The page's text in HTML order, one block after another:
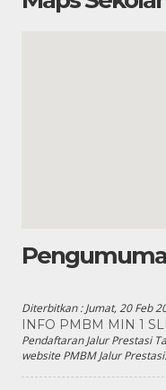
Diterbitkan :Jumat, 20 Feb
INFO PMBM MIN 1
Pendaftaran Jalur Prestasi
website PMBM Jalur